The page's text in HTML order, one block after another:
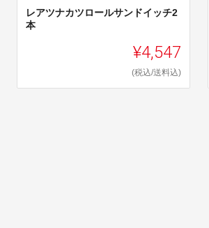
レアツナカツロールサンドイッチ2
本
¥4,547
(税込/送料込)